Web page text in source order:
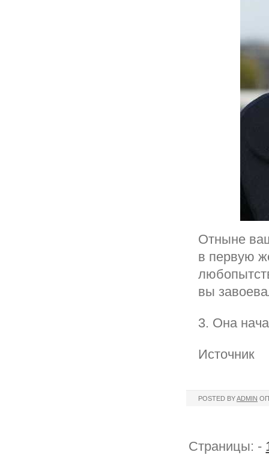
Отныне
в первую
вы
3. Она
Источник
POSTED BYADMIN
Страницы: -